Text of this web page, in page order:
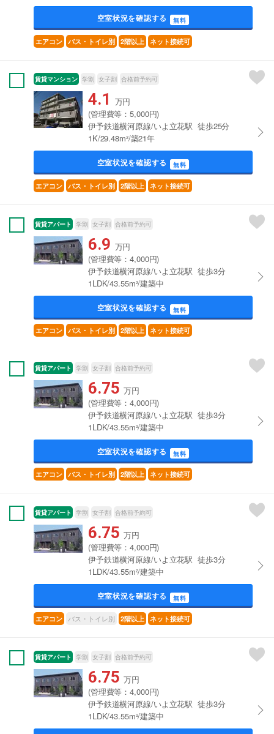
空室状況を確認する 無料
エアコン バス・トイレ別 2階以上 ネット接続可
賃貸マンション 学割 女子割 合格前予約可
4.1 万円
(管理費等：5,000円)
伊予鉄道横河原線/いよ立花駅 徒歩25分
1K/29.48m²/築21年
空室状況を確認する 無料
エアコン バス・トイレ別 2階以上 ネット接続可
賃貸アパート 学割 女子割 合格前予約可
6.9 万円
(管理費等：4,000円)
伊予鉄道横河原線/いよ立花駅 徒歩3分
1LDK/43.55m²/建築中
空室状況を確認する 無料
エアコン バス・トイレ別 2階以上 ネット接続可
賃貸アパート 学割 女子割 合格前予約可
6.75 万円
(管理費等：4,000円)
伊予鉄道横河原線/いよ立花駅 徒歩3分
1LDK/43.55m²/建築中
空室状況を確認する 無料
エアコン バス・トイレ別 2階以上 ネット接続可
賃貸アパート 学割 女子割 合格前予約可
6.75 万円
(管理費等：4,000円)
伊予鉄道横河原線/いよ立花駅 徒歩3分
1LDK/43.55m²/建築中
空室状況を確認する 無料
エアコン バス・トイレ別 2階以上 ネット接続可
賃貸アパート 学割 女子割 合格前予約可
6.75 万円
(管理費等：4,000円)
伊予鉄道横河原線/いよ立花駅 徒歩3分
1LDK/43.55m²/建築中